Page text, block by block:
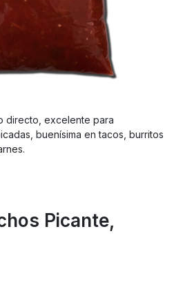
directo, excelente para
buenísima en tacos, burritos
Picante,